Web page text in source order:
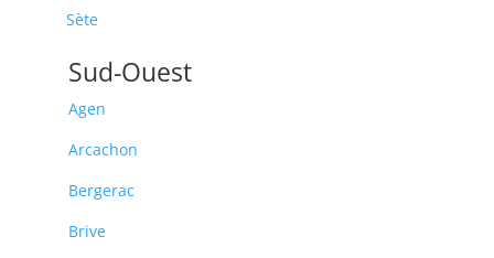
Sète
Sud-Ouest
Agen
Arcachon
Bergerac
Brive